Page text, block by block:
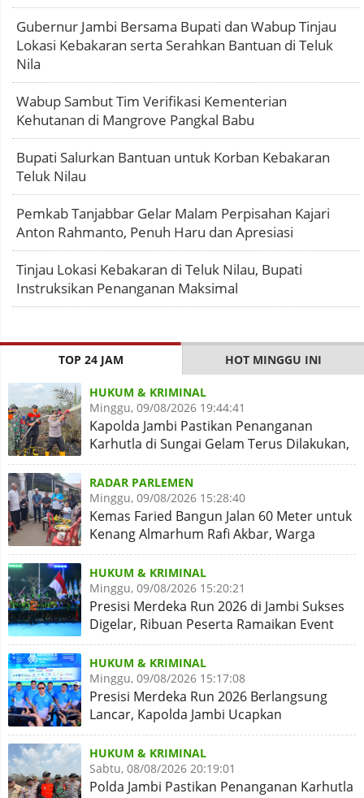
Gubernur Jambi Bersama Bupati dan Wabup Tinjau
Lokasi Kebakaran serta Serahkan Bantuan di Teluk
Nila
Wabup Sambut Tim Verifikasi Kementerian
Kehutanan di Mangrove Pangkal Babu
Bupati Salurkan Bantuan untuk Korban Kebakaran
Teluk Nilau
Pemkab Tanjabbar Gelar Malam Perpisahan Kajari
Anton Rahmanto, Penuh Haru dan Apresiasi
Tinjau Lokasi Kebakaran di Teluk Nilau, Bupati
Instruksikan Penanganan Maksimal
TOP 24 JAM HOT MINGGU INI
HUKUM & KRIMINAL
Minggu, 09/08/2026 19:44:41
Kapolda Jambi Pastikan Penanganan
Karhutla di Sungai Gelam Terus Dilakukan,
Sinergi Diperkuat
RADAR PARLEMEN
Minggu, 09/08/2026 15:28:40
Kemas Faried Bangun Jalan 60 Meter untuk
Kenang Almarhum Rafi Akbar, Warga
Simpang Rimbo Syukuran
HUKUM & KRIMINAL
Minggu, 09/08/2026 15:20:21
Presisi Merdeka Run 2026 di Jambi Sukses
Digelar, Ribuan Peserta Ramaikan Event
Nasional
HUKUM & KRIMINAL
Minggu, 09/08/2026 15:17:08
Presisi Merdeka Run 2026 Berlangsung
Lancar, Kapolda Jambi Ucapkan
Terimakasih dan Apresiasi
HUKUM & KRIMINAL
Sabtu, 08/08/2026 20:19:01
Polda Jambi Pastikan Penanganan Karhutla